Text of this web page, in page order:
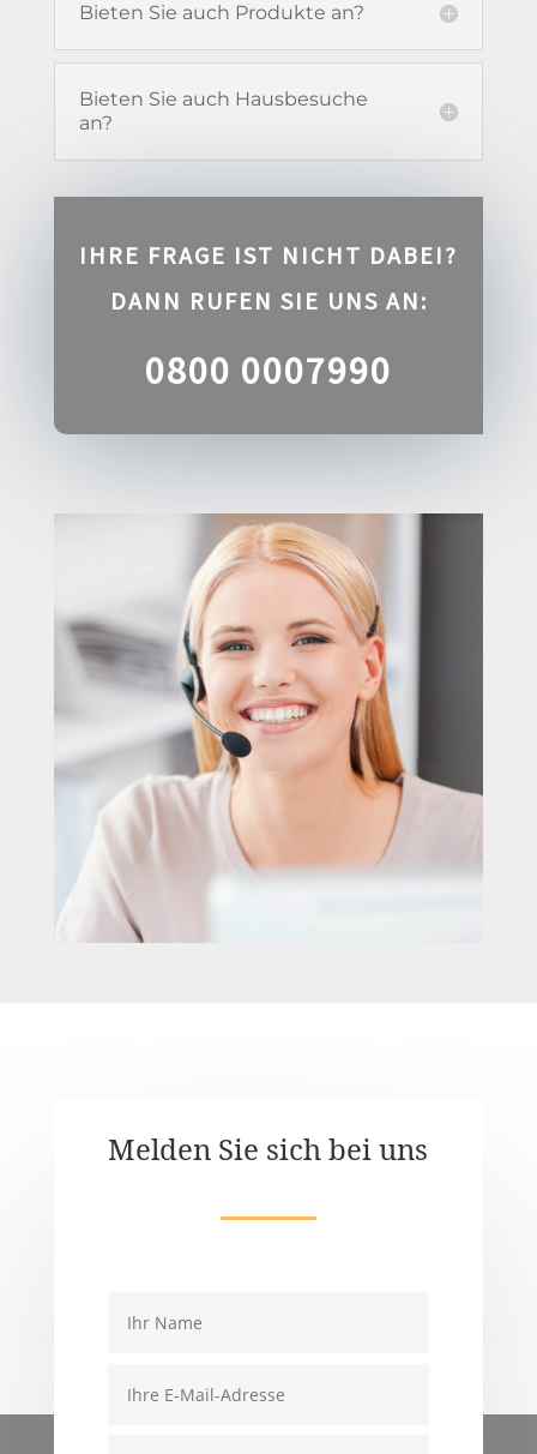
Bieten Sie auch Produkte an?
Bieten Sie auch Hausbesuche
an?
IHRE FRAGE IST NICHT DABEI?
DANN RUFEN SIE UNS AN:
0800 0007990
Melden Sie sich bei uns